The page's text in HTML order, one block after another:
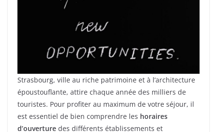
Strasbourg, ville au riche patrimoine et à l’architecture
époustouflante, attire chaque année des milliers de
touristes. Pour profiter au maximum de votre séjour, il
est essentiel de bien comprendre les horaires
d’ouverture des différents établissements et